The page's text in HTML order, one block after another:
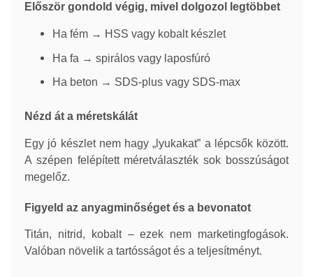
Először gondold végig, mivel dolgozol legtöbbet
Ha fém → HSS vagy kobalt készlet
Ha fa → spirálos vagy laposfúró
Ha beton → SDS-plus vagy SDS-max
Nézd át a méretskálát
Egy jó készlet nem hagy „lyukakat” a lépcsők között.
A szépen felépített méretválaszték sok bosszúságot
megelőz.
Figyeld az anyagminőséget és a bevonatot
Titán, nitrid, kobalt – ezek nem marketingfogások.
Valóban növelik a tartósságot és a teljesítményt.